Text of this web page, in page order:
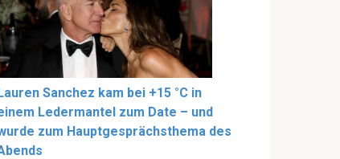
Sanchez kam bei +15 °C in
Ledermantel zum Date – und
zum Hauptgesprächsthema des